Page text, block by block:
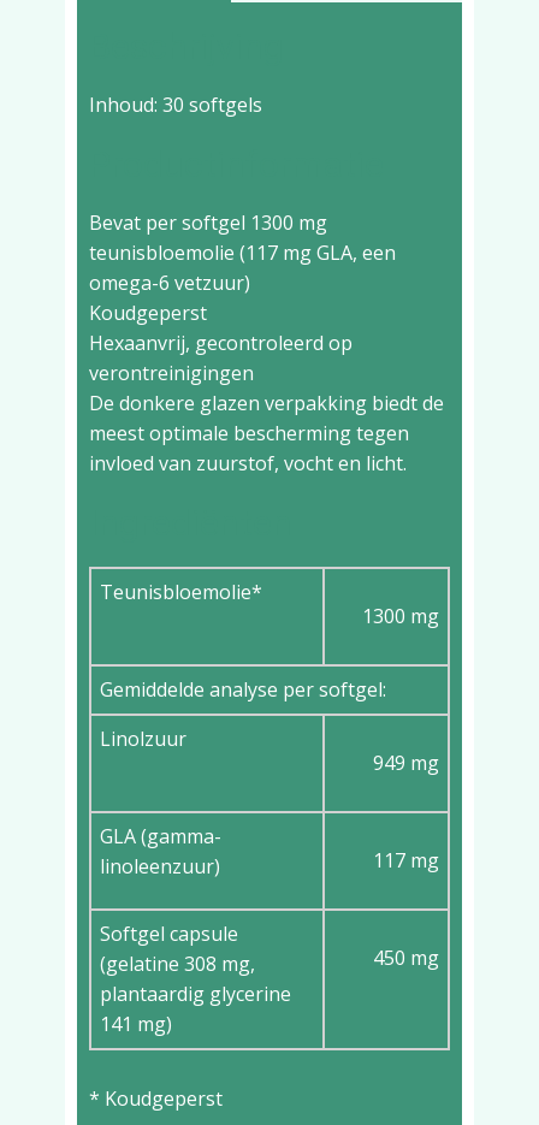
Inhoud: 30 softgels
Bevat per softgel 1300 mg
teunisbloemolie (117 mg GLA, een
omega-6 vetzuur)
Koudgeperst
Hexaanvrij, gecontroleerd op
verontreinigingen
De donkere glazen verpakking biedt de
meest optimale bescherming tegen
invloed van zuurstof, vocht en licht.
Teunisbloemolie*
1300 mg
Gemiddelde analyse per softgel:
Linolzuur
949 mg
GLA (gamma-
linoleenzuur)
117 mg
Softgel capsule
(gelatine 308 mg,
plantaardig glycerine
141 mg)
450 mg
* Koudgeperst